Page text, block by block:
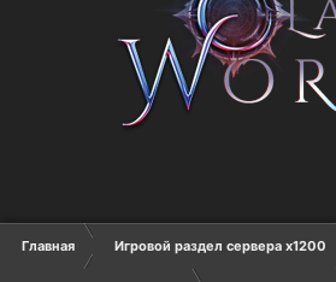
Главная Игровой раздел сервера х1200